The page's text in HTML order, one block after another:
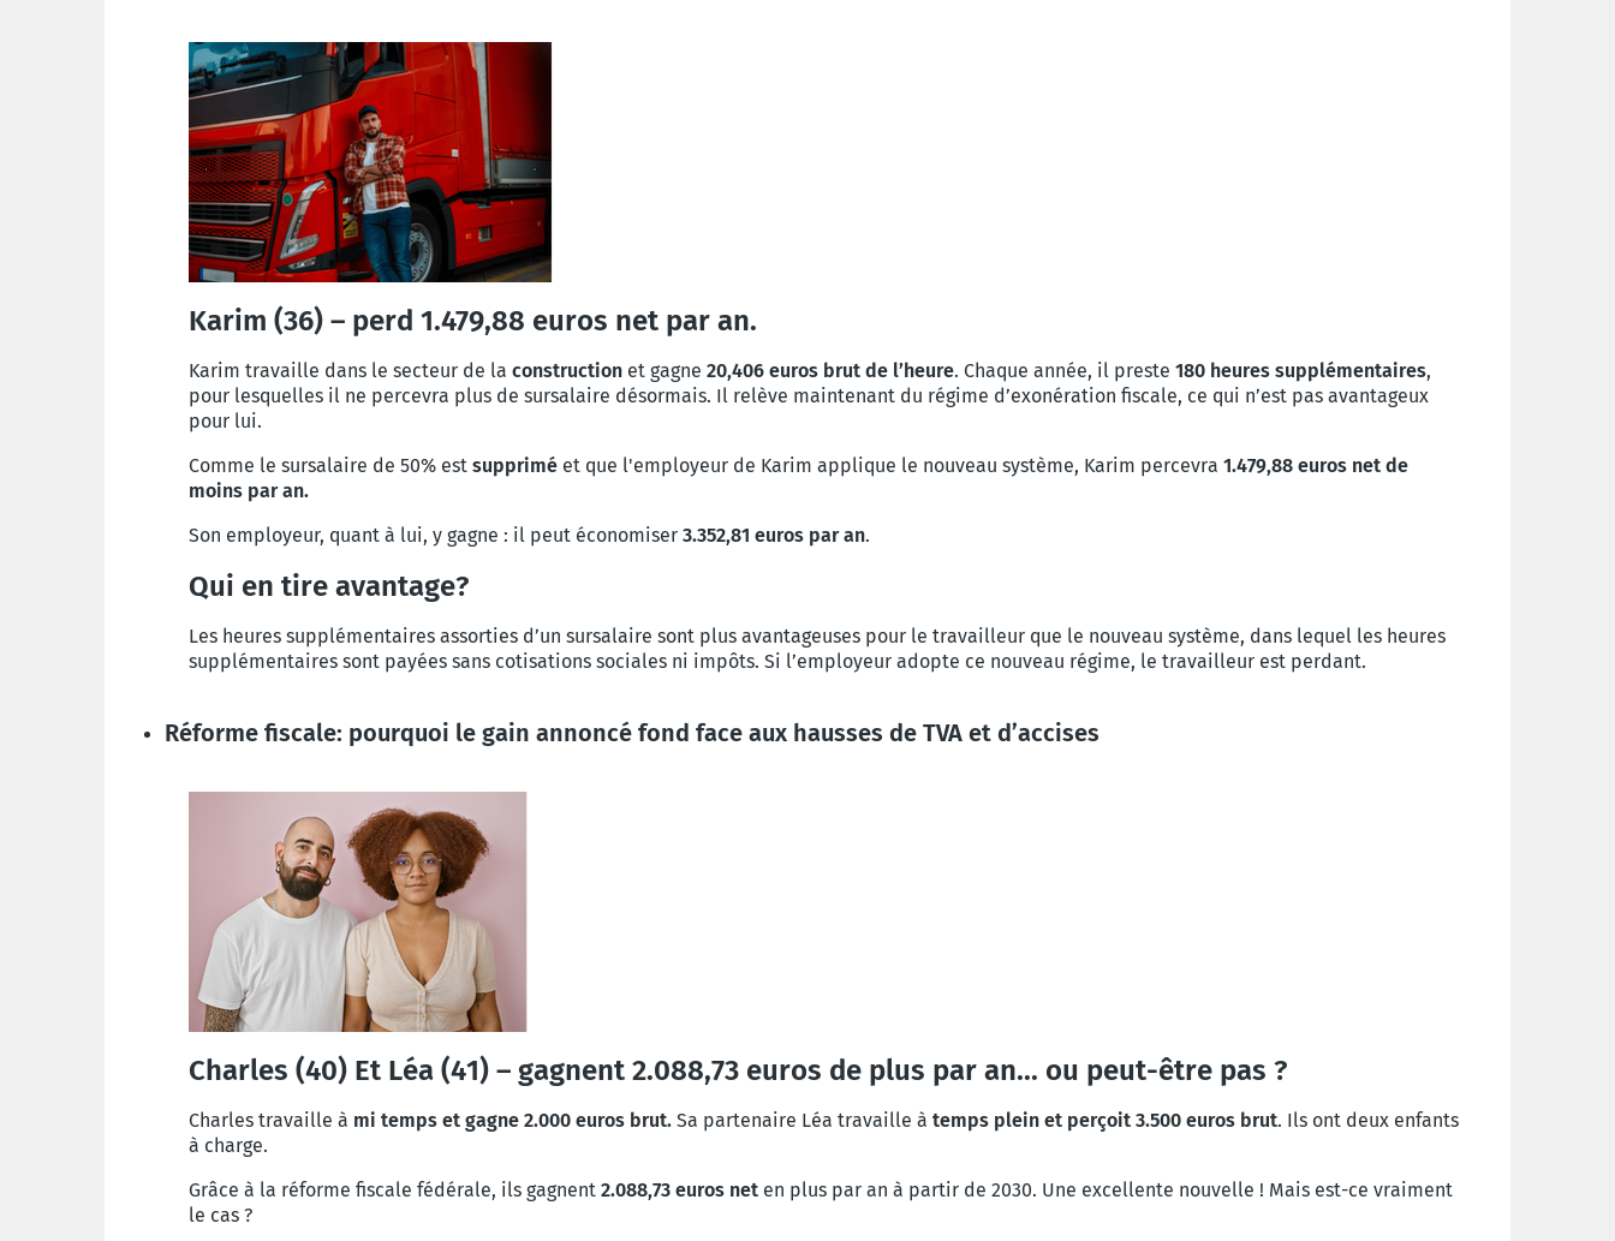
Karim (36) – perd 1.479,88 euros net par an.
Karim travaille dans le secteur de la construction et gagne 20,406 euros brut de l’heure. Chaque année, il preste 180 heures supplémentaires,
pour lesquelles il ne percevra plus de sursalaire désormais. Il relève maintenant du régime d’exonération fiscale, ce qui n’est pas avantageux
pour lui.
Comme le sursalaire de 50% est supprimé et que l'employeur de Karim applique le nouveau système, Karim percevra 1.479,88 euros net de
moins par an.
Son employeur, quant à lui, y gagne : il peut économiser 3.352,81 euros par an.
Qui en tire avantage?
Les heures supplémentaires assorties d’un sursalaire sont plus avantageuses pour le travailleur que le nouveau système, dans lequel les heures
supplémentaires sont payées sans cotisations sociales ni impôts. Si l’employeur adopte ce nouveau régime, le travailleur est perdant.
Réforme fiscale: pourquoi le gain annoncé fond face aux hausses de TVA et d’accises
Charles (40) Et Léa (41) – gagnent 2.088,73 euros de plus par an... ou peut-être pas ?
Charles travaille à mi temps et gagne 2.000 euros brut. Sa partenaire Léa travaille à temps plein et perçoit 3.500 euros brut. Ils ont deux enfants
à charge.
Grâce à la réforme fiscale fédérale, ils gagnent 2.088,73 euros net en plus par an à partir de 2030. Une excellente nouvelle ! Mais est-ce vraiment
le cas ?